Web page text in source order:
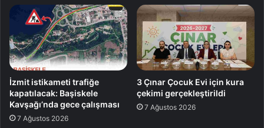
İzmit istikameti trafiğe
kapatılacak: Başiskele
Kavşağı’nda gece çalışması
7 Ağustos 2026
3 Çınar Çocuk Evi için kura
çekimi gerçekleştirildi
7 Ağustos 2026